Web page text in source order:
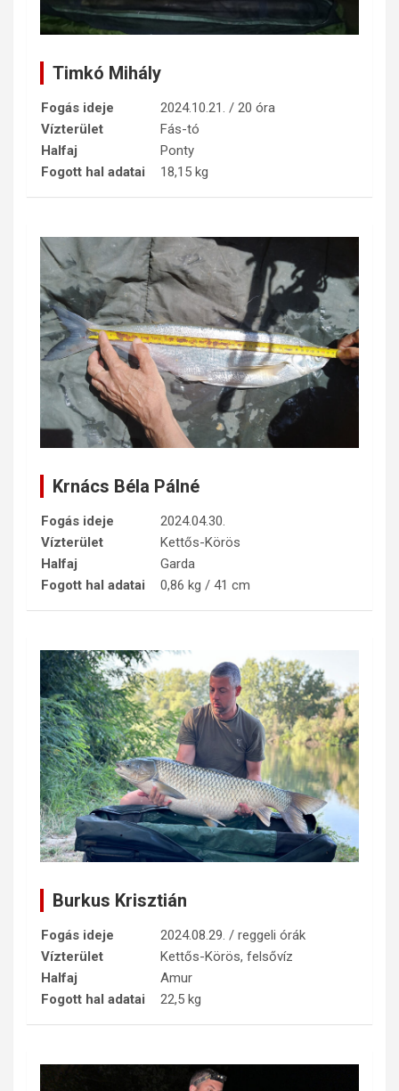
Timkó Mihály
Fogás ideje
2024.10.21. / 20 óra
Vízterület
Fás-tó
Halfaj
Ponty
Fogott hal adatai
18,15 kg
Krnács Béla Pálné
Fogás ideje
2024.04.30.
Vízterület
Kettős-Körös
Halfaj
Garda
Fogott hal adatai
0,86 kg / 41 cm
Burkus Krisztián
Fogás ideje
2024.08.29. / reggeli órák
Vízterület
Kettős-Körös, felsővíz
Halfaj
Amur
Fogott hal adatai
22,5 kg